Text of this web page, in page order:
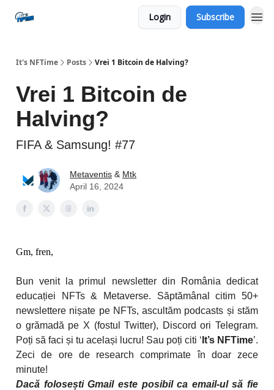
Login Subscribe
It's NFTime Posts Vrei 1 Bitcoin de Halving?
Vrei 1 Bitcoin de
Halving?
FIFA & Samsung! #77
Metaventis & Mtk
April 16, 2024
Gm, fren,
Bun venit la primul newsletter din România dedicat
educației NFTs & Metaverse. Săptămânal citim 50+
newslettere nișate pe NFTs, ascultăm podcasts și stăm
o grămadă pe X (fostul Twitter), Discord ori Telegram.
Poți să faci și tu același lucru! Sau poți citi ‘ It’s NFTime’.
Zeci de ore de research comprimate în doar zece
minute!
Dacă folosești Gmail este posibil ca email-ul să fie